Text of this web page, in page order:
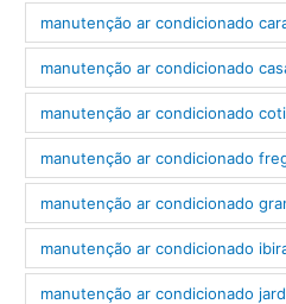
manutenção ar condicionado
manutenção ar condicionado
manutenção ar condicionado
manutenção ar condicionado
manutenção ar condicionado
manutenção ar condicionado
manutenção ar condicionado